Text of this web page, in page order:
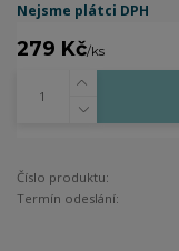
Nejsme plátci DPH
279 Kč/ks
Číslo produktu:
Termín odeslání: